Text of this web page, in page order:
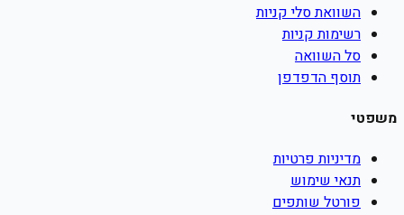
השוואת סלי קניות
רשימות קניות
סל השוואה
תוסף הדפדפן
משפטי
מדיניות פרטיות
תנאי שימוש
פורטל שותפים